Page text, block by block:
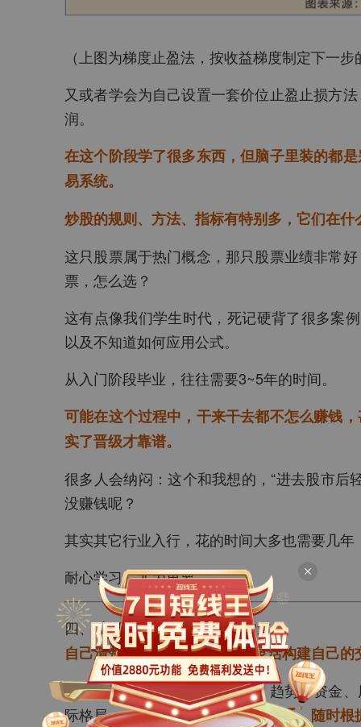
（上图为梯度止盈法，按收益梯度制定下一
又或者学会为自己设置一套价位止盈止损方
润。
在这个阶段学了很多东西，但脑子里装的都
易系统。
炒股的规则、方法、指标有特别多，它们在
这只股票属于热门概念，那只股票业绩非常
票，怎么选？
这有点像我们学生时代，死记硬背了很多案
以及不知道如何应用公式。
从入门阶段毕业，往往需要3~5年的时间。
可能在这个过程中，干来干去都不怎么赚钱
实了晋级才靠谱。
很多人会纳闷：这个和我想的，“进去股市后
没赚钱呢？
其实其它行业入行，花的时间大多也需要几
耐心学习，尤为重要。
四、 高级阶段——知道自己知道
自己清楚能力边界在哪里，能灵活构建自己的
高级阶段就是把「股价、量能、趋势、资金
际格局……」这些知识点给融会贯通，随时